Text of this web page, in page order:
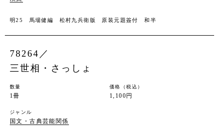
明25 馬場健編 松村九兵衛版 原装元題簽付 和半
78264／
三世相・さっしょ
数量
1冊
価格（税込）
1,100円
ジャンル
国文・古典芸能関係